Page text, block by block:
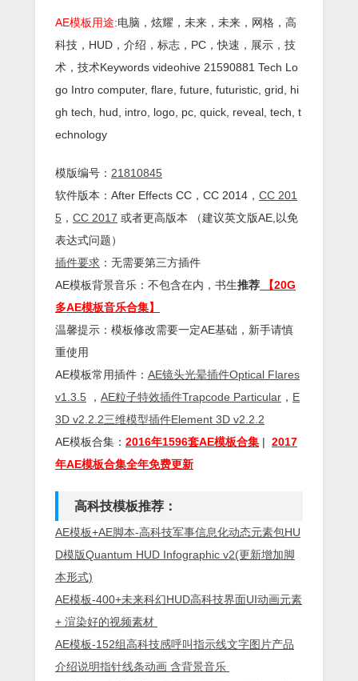
AE模板用途:电脑，炫耀，未来，未来，网格，高
科技，HUD，介绍，标志，PC，快速，展示，技
术，技术Keywords videohive 21590881 Tech Lo
go Intro computer, flare, future, futuristic, grid, hi
gh tech, hud, intro, logo, pc, quick, reveal, tech, t
echnology
模版编号： 21810845
软件版本： After Effects CC ，CC 2014， CC 201
5 ， CC 2017 或者更高版本 （建议英文版AE,以免
表达式问题）
插件要求 ：无需要第三方插件
AE模板背景音乐：不包含在内，书生推荐 【20G
多AE模板音乐合集】
温馨提示：模板修改需要一定AE基础，新手请慎
重使用
AE模板常用插件： AE镜头光晕插件Optical Flares
v1.3.5 ， AE粒子特效插件Trapcode Particular ， E
3D v2.2.2三维模型插件Element 3D v2.2.2
AE模板合集： 2016年1596套AE模板合集 | 2017
年AE模板合集全年免费更新
高科技模板推荐：
AE模板+AE脚本-高科技军事信息化动态元素包HU
D模版Quantum HUD Infographic v2(更新增加脚
本形式)
AE模板-400+未来科幻HUD高科技界面UI动画元素
+ 渲染好的视频素材
AE模板-152组高科技感呼叫指示线文字图片产品
介绍说明指针线条动画 含背景音乐